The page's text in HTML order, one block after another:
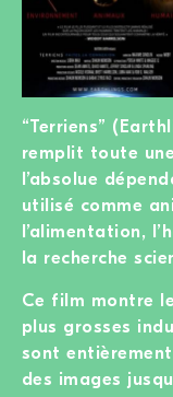
“Terriens”
remplit toute
l’absolue
utilisé comme
l’alimentation,
la recherche
Ce film montre
plus grosses
sont
des images